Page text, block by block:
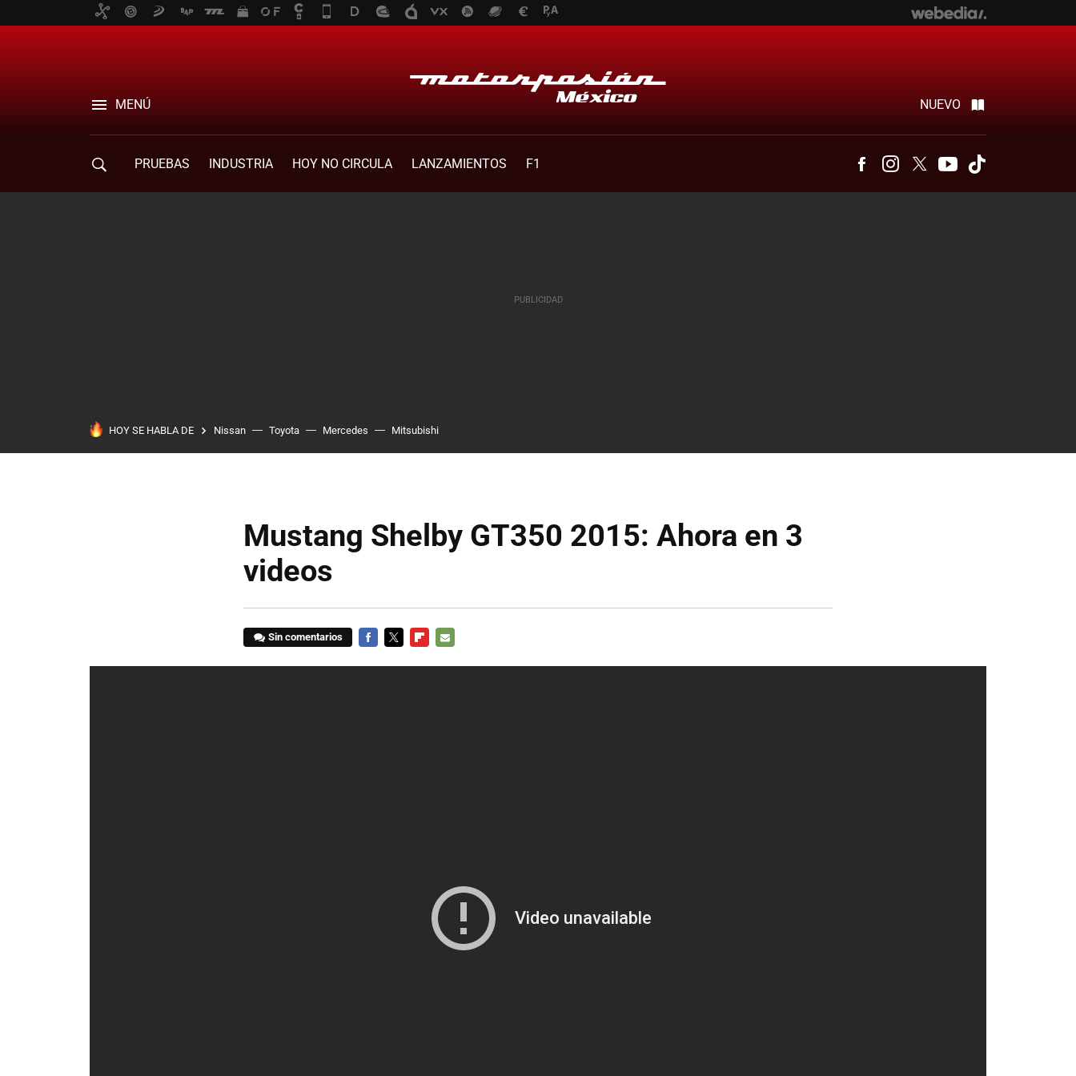
MENÚ NUEVO
PRUEBAS INDUSTRIA HOY NO CIRCULA LANZAMIENTOS F1 FacebookInstagram
Twitter Youtube
HOY SE HABLA DE Nissan Toyota Mercedes Mitsubishi
Mustang Shelby GT350 2015: Ahora en 3
videos
Sin comentarios